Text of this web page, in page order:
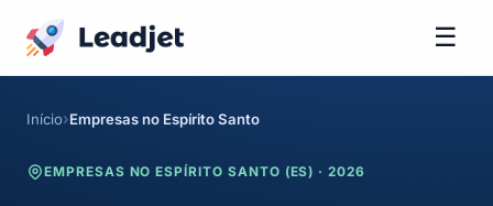
☰
Início Empresas no Espírito Santo
EMPRESAS NO ESPÍRITO SANTO (ES) · 2026